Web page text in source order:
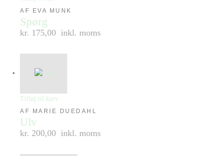
AF EVA MUNK
Spørg
kr. 175,00 inkl. moms
Tilføj til kurv
AF MARIE DUEDAHL
Ulv
kr. 200,00 inkl. moms